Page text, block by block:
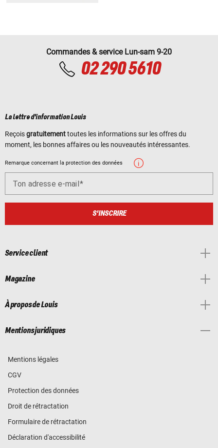
Commandes & service Lun-sam 9-20
02 290 5610
La lettre d'information Louis
Reçoisgratuitementtoutes les informations sur les offres du
moment, les bonnes affaires ou les nouveautés intéressantes.
Remarque concernant la protection des données
Ton adresse e-mail
S'INSCRIRE
Service client
Magazine
À propos de Louis
Mentions juridiques
Mentions légales
CGV
Protection des données
Droit de rétractation
Formulaire de rétractation
Déclaration d'accessibilité